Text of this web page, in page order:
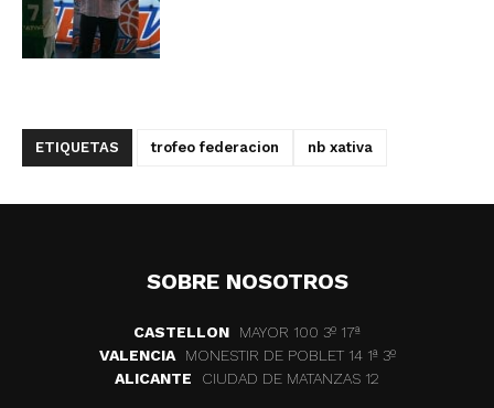
ETIQUETAS trofeo federacion nb xativa
SOBRE NOSOTROS
CASTELLON
MAYOR 100 3º 17ª
VALENCIA
MONESTIR DE POBLET 14 1ª 3º
ALICANTE
CIUDAD DE MATANZAS 12